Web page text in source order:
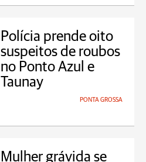
Polícia prende oito
suspeitos de roubos
no Ponto Azul e
Taunay
PONTA GROSSA
Mulher grávida se